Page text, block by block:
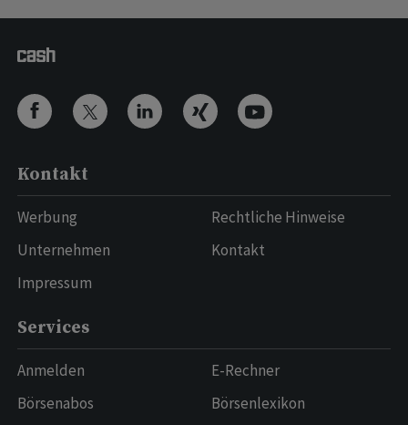
Kontakt
Werbung
Unternehmen
Impressum
Rechtliche Hinweise
Kontakt
Services
Anmelden
Börsenabos
E-Rechner
Börsenlexikon